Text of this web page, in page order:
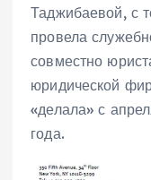
Таджибаевой, с
провела
совместно
юридической
«делала» с
года.